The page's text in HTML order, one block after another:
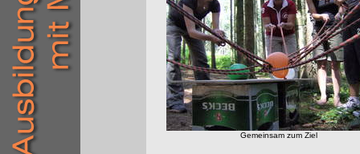
Gemeinsam zum Ziel